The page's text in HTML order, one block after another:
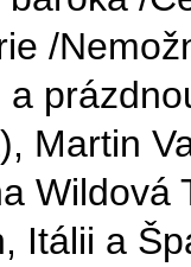
/
Martin
Itálii a